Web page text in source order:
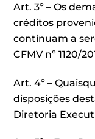
Art. 3º – Os
créditos
continuam a
CFMV nº 1120/
Art. 4º –
disposições
Diretoria